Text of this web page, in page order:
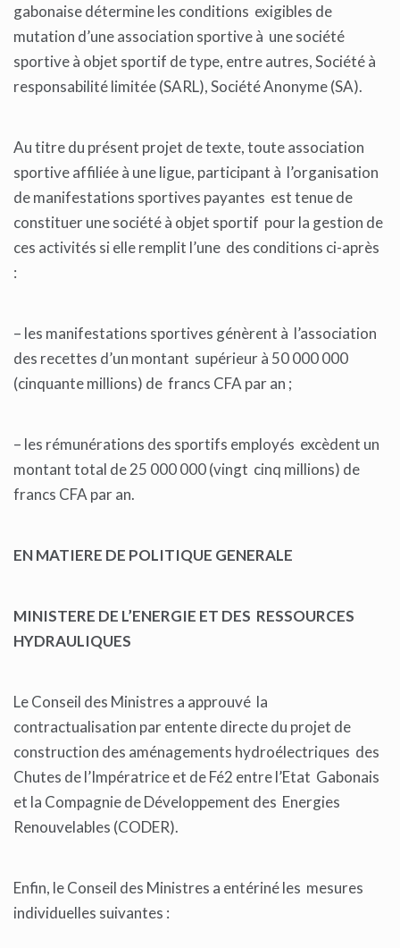
gabonaise détermine les conditions exigibles de
mutation d’une association sportive à une société
sportive à objet sportif de type, entre autres, Société à
responsabilité limitée (SARL), Société Anonyme (SA).
Au titre du présent projet de texte, toute association
sportive affiliée à une ligue, participant à l’organisation
de manifestations sportives payantes est tenue de
constituer une société à objet sportif pour la gestion de
ces activités si elle remplit l’une des conditions ci-après
:
– les manifestations sportives génèrent à l’association
des recettes d’un montant supérieur à 50 000 000
(cinquante millions) de francs CFA par an ;
– les rémunérations des sportifs employés excèdent un
montant total de 25 000 000 (vingt cinq millions) de
francs CFA par an.
EN MATIERE DE POLITIQUE GENERALE
MINISTERE DE L’ENERGIE ET DES RESSOURCES
HYDRAULIQUES
Le Conseil des Ministres a approuvé la
contractualisation par entente directe du projet de
construction des aménagements hydroélectriques des
Chutes de l’Impératrice et de Fé2 entre l’Etat Gabonais
et la Compagnie de Développement des Energies
Renouvelables (CODER).
Enfin, le Conseil des Ministres a entériné les mesures
individuelles suivantes :